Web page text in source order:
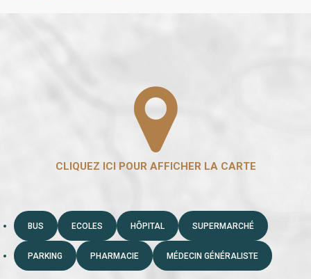
BUS ECOLES HÔPITAL SUPERMARCHÉ
PARKING PHARMACIE MÉDECIN GÉNÉRALISTE